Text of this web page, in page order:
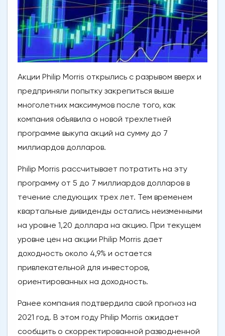
Акции Philip Morris открылись с разрывом вверх и
предприняли попытку закрепиться выше
многолетних максимумов после того, как
компания объявила о новой трехлетней
программе выкупа акций на сумму до 7
миллиардов долларов.
Philip Morris рассчитывает потратить на эту
программу от 5 до 7 миллиардов долларов в
течение следующих трех лет. Тем временем
квартальные дивиденды остались неизменными
на уровне 1,20 доллара на акцию. При текущем
уровне цен на акции Philip Morris дает
доходность около 4,9% и остается
привлекательной для инвесторов,
ориентированных на доходность.
Ранее компания подтвердила свой прогноз на
2021 год. В этом году Philip Morris ожидает
сообщить о скорректированной разводненной